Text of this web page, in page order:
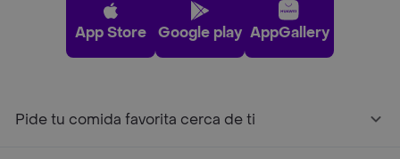
App Store Google play AppGallery
Pide tu comida favorita cerca de ti